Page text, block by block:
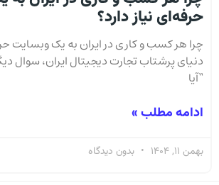
حرفه‌ای نیاز دارد؟
چرا هر کسب و کاری در ایران به یک وبسایت
دنیای پرشتاب تجارت دیجیتال ایران، سوال
“آیا
ادامه مطلب »
بهمن 11, 1404 بدون دیدگاه